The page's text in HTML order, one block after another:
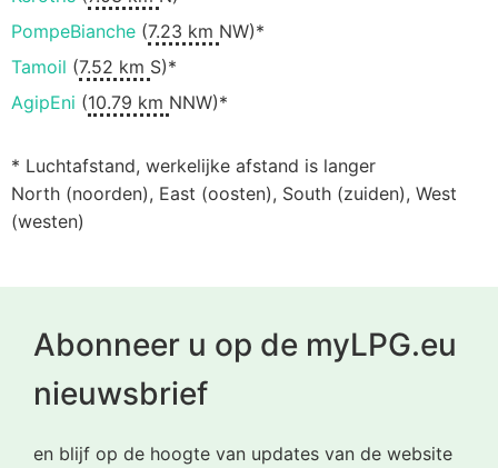
PompeBianche (7.23 km NW)*
Tamoil (7.52 km S)*
AgipEni (10.79 km NNW)*
* Luchtafstand, werkelijke afstand is langer
North (noorden), East (oosten), South (zuiden), West
(westen)
Abonneer u op de myLPG.eu
nieuwsbrief
en blijf op de hoogte van updates van de website